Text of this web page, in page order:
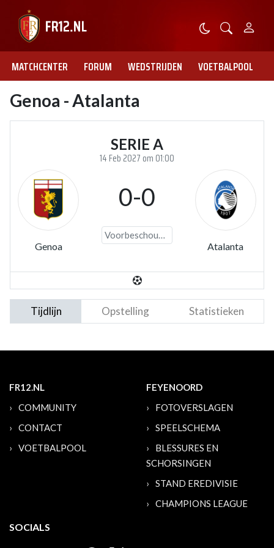
MATCHCENTER FORUM WEDSTRIJDEN VOETBALPOOL
Genoa - Atalanta
SERIE A
14 Feb 2027 om 01:00
Genoa
0-0
Voorbeschouwing
Atalanta
Tijdlijn Opstelling Statistieken
FR12.NL
COMMUNITY
CONTACT
VOETBALPOOL
FEYENOORD
FOTOVERSLAGEN
SPEELSCHEMA
BLESSURES EN
SCHORSINGEN
STAND EREDIVISIE
CHAMPIONS LEAGUE
SOCIALS